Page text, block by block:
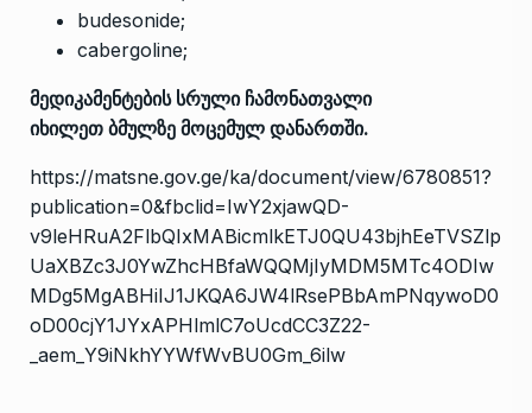
budesonide;
cabergoline;
მედიკამენტების სრული ჩამონათვალი
იხილეთ ბმულზე მოცემულ დანართში.
https://matsne.gov.ge/ka/document/view/6780851?
publication=0&fbclid=IwY2xjawQD-
v9leHRuA2FlbQIxMABicmlkETJ0QU43bjhEeTVSZlp
UaXBZc3J0YwZhcHBfaWQQMjIyMDM5MTc4ODIw
MDg5MgABHiIJ1JKQA6JW4lRsePBbAmPNqywoD0
oD00cjY1JYxAPHlmlC7oUcdCC3Z22-
_aem_Y9iNkhYYWfWvBU0Gm_6ilw